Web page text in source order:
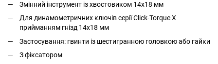
Змінний інструмент із хвостовиком 14x18 мм
Для динамометричних ключів серії Click-Torque X
прийманням гнізд 14x18 мм
Застосування: гвинти із шестигранною головкою або гайки
З фіксатором